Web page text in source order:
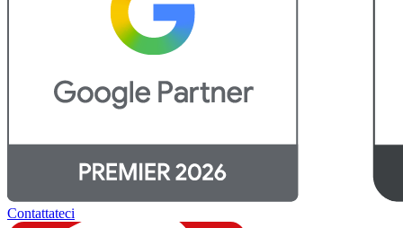
Contattateci